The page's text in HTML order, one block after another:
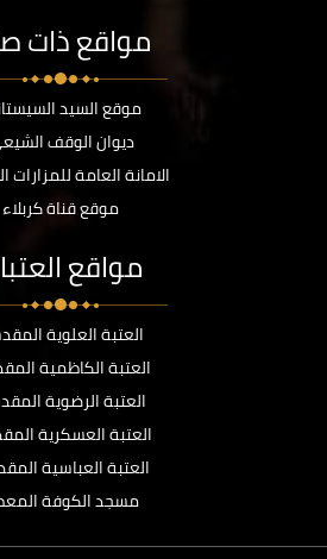
مواقع ذات
موقع السيد
ديوان الوقف
الامانة العامة للمزارات
موقع قناة كربلاء
مواقع
العتبة العلوية
العتبة الكاظمية
العتبة الرضوية
العتبة العسكرية
العتبة العباسية
مسجد الكوفة